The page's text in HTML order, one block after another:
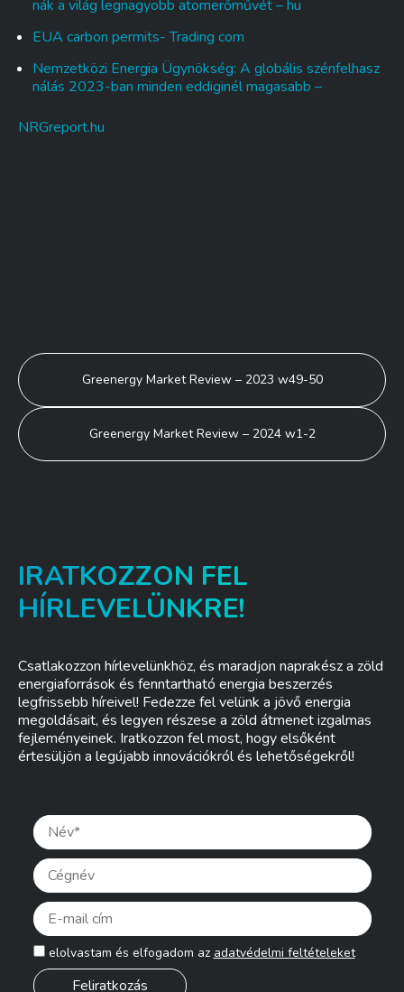
nák a világ legnagyobb atomerőművét – hu
EUA carbon permits- Trading com
Nemzetközi Energia Ügynökség: A globális szénfelhasz
nálás 2023-ban minden eddiginél magasabb –
NRGreport.hu
BEJEGYZÉS
NAVIGÁCIÓ
Greenergy Market Review – 2023 w49-50
Greenergy Market Review – 2024 w1-2
IRATKOZZON FEL
HÍRLEVELÜNKRE!
Csatlakozzon hírlevelünkhöz, és maradjon naprakész a zöld
energiaforrások és fenntartható energia beszerzés
legfrissebb híreivel! Fedezze fel velünk a jövő energia
megoldásait, és legyen részese a zöld átmenet izgalmas
fejleményeinek. Iratkozzon fel most, hogy elsőként
értesüljön a legújabb innovációkról és lehetőségekről!
elolvastam és elfogadom az adatvédelmi feltételeket